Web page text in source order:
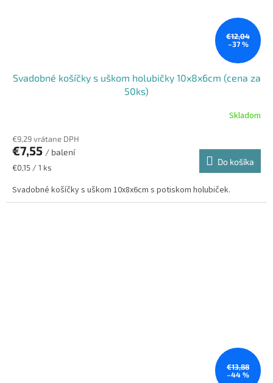
€12,04
–37 %
Svadobné košíčky s uškom holubičky 10x8x6cm (cena za
50ks)
Skladom
€9,29 vrátane DPH
€7,55 / balení
Jednotková
€0,15 / 1 ks
Do košíka
Svadobné košíčky s uškom 10x8x6cm s potiskom holubiček.
€13,88
–44 %